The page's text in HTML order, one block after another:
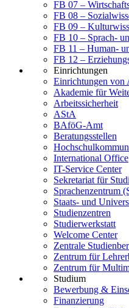
FB 07 –
FB 08 –
FB 09 –
FB 10 – Sprach-
FB 11 – Human-
FB 12 –
Einrichtungen
Einrichtungen von
Akademie für
Arbeitssicherheit
AStA
BAföG-Amt
Beratungsstellen
International Office
IT-Service Center
Sekretariat für
Sprachenzentrum
Staats- und
Studienzentren
Studierwerkstatt
Welcome Center
Zentrale
Zentrum für
Zentrum für
Studium
Bewerbung &
Finanzierung